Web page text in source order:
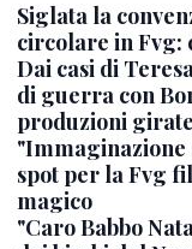
Siglata la
circolare in Fvg:
Dai casi di
di guerra con
produzioni
"Immaginazione
spot per la Fvg
magico
"Caro Babbo